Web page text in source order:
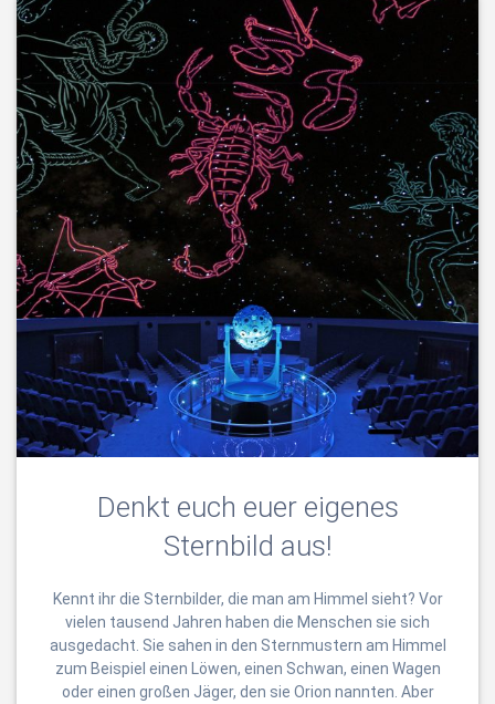
Denkt euch euer eigenes
Sternbild aus!
Kennt ihr die Sternbilder, die man am Himmel sieht? Vor
vielen tausend Jahren haben die Menschen sie sich
ausgedacht. Sie sahen in den Sternmustern am Himmel
zum Beispiel einen Löwen, einen Schwan, einen Wagen
oder einen großen Jäger, den sie Orion nannten. Aber